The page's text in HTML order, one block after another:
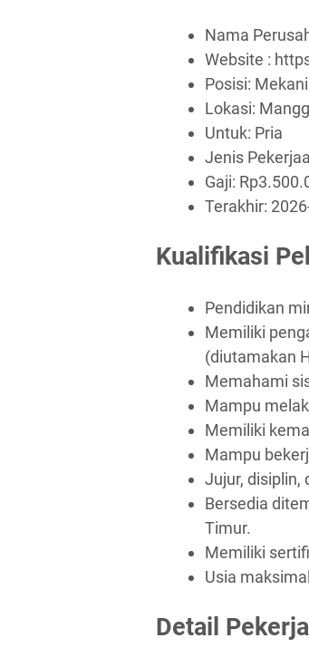
Nama
Website :
Posisi:
Lokasi:
Untuk: Pria
Jenis
Gaji: Rp
Terakhir:
Kualifikasi
Pendidikan
Memiliki
(diutamakan
Memahami
Mampu
Memiliki
Mampu
Jujur, disiplin,
Bersedia
Timur.
Memiliki
Usia
Detail